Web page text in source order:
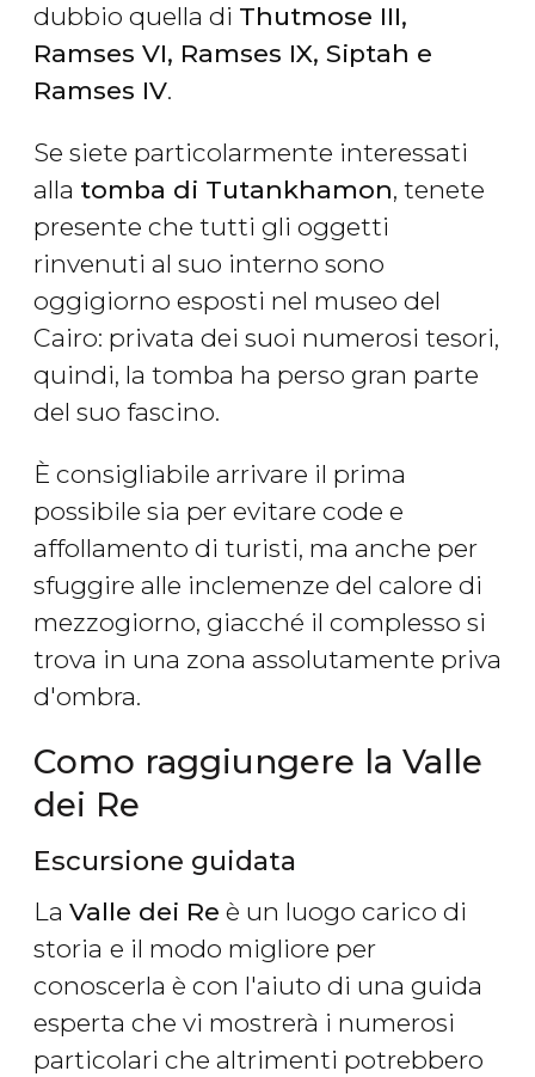
dubbio quella di Thutmose III,
Ramses VI, Ramses IX, Siptah e
Ramses IV.
Se siete particolarmente interessati
alla tomba di Tutankhamon, tenete
presente che tutti gli oggetti
rinvenuti al suo interno sono
oggigiorno esposti nel museo del
Cairo: privata dei suoi numerosi tesori,
quindi, la tomba ha perso gran parte
del suo fascino.
È consigliabile arrivare il prima
possibile sia per evitare code e
affollamento di turisti, ma anche per
sfuggire alle inclemenze del calore di
mezzogiorno, giacché il complesso si
trova in una zona assolutamente priva
d'ombra.
Como raggiungere la Valle
dei Re
Escursione guidata
La Valle dei Re è un luogo carico di
storia e il modo migliore per
conoscerla è con l'aiuto di una guida
esperta che vi mostrerà i numerosi
particolari che altrimenti potrebbero